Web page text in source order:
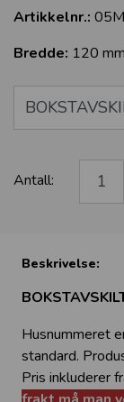
Artikkelnr.: 05M
Bredde: 120
Antall:
Beskrivelse:
Husnummeret
standard.
Pris inkluderer